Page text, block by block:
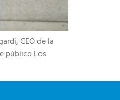
CEO de la
público​ Los